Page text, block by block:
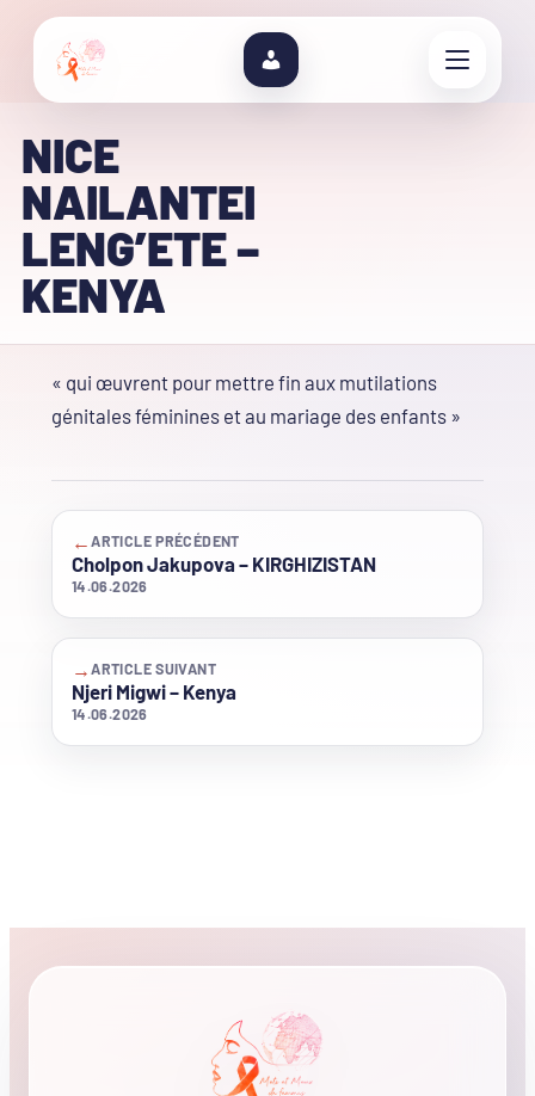
NICE
NAILANTEI
LENG’ETE –
KENYA
« qui œuvrent pour mettre fin aux mutilations
génitales féminines et au mariage des enfants »
←ARTICLE PRÉCÉDENT
Cholpon Jakupova – KIRGHIZISTAN
14.06.2026
→ARTICLE SUIVANT
Njeri Migwi – Kenya
14.06.2026